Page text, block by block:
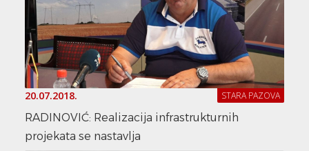
20.07.2018. STARA PAZOVA
RADINOVIĆ: Realizacija infrastrukturnih
projekata se nastavlja